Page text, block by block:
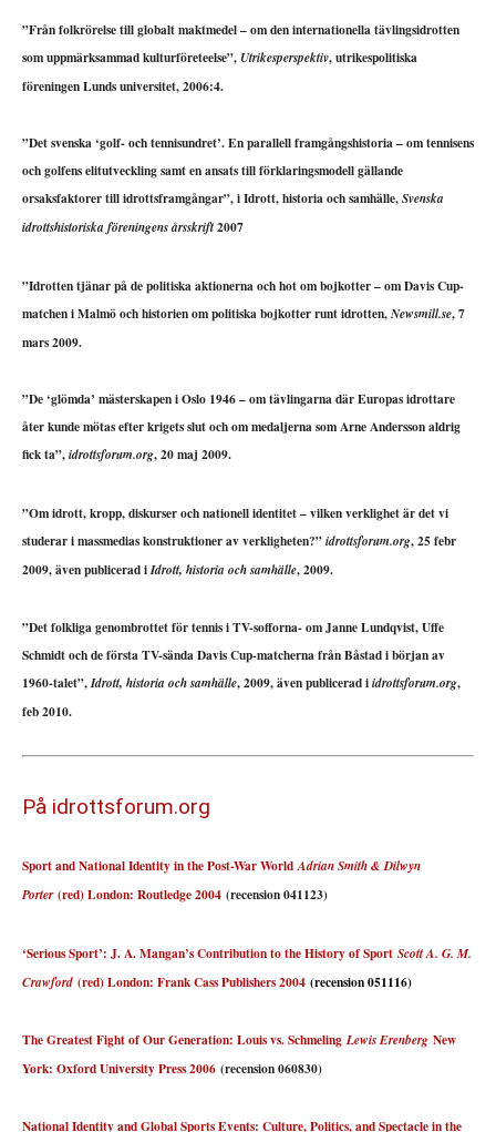
”Från folkrörelse till globalt maktmedel – om den internationella tävlingsidrotten
som uppmärksammad kulturföreteelse”,Utrikesperspektiv, utrikespolitiska
föreningen Lunds universitet, 2006:4.
”Det svenska ‘golf- och tennisundret’. En parallell framgångshistoria – om tennisens
och golfens elitutveckling samt en ansats till förklaringsmodell gällande
orsaksfaktorer till idrottsframgångar”, i Idrott, historia och samhälle,Svenska
idrottshistoriska föreningens årsskrift2007
”Idrotten tjänar på de politiska aktionerna och hot om bojkotter – om Davis Cup-
matchen i Malmö och historien om politiska bojkotter runt idrotten,Newsmill.se, 7
mars 2009.
”De ‘glömda’ mästerskapen i Oslo 1946 – om tävlingarna där Europas idrottare
åter kunde mötas efter krigets slut och om medaljerna som Arne Andersson aldrig
fick ta”,idrottsforum.org, 20 maj 2009.
”Om idrott, kropp, diskurser och nationell identitet – vilken verklighet är det vi
studerar i massmedias konstruktioner av verkligheten?”idrottsforum.org, 25 febr
2009, även publicerad iIdrott, historia och samhälle, 2009.
”Det folkliga genombrottet för tennis i TV-sofforna- om Janne Lundqvist, Uffe
Schmidt och de första TV-sända Davis Cup-matcherna från Båstad i början av
1960-talet”,Idrott, historia och samhälle, 2009, även publicerad iidrottsforum.org,
feb 2010.
På idrottsforum.org
Sport and National Identity in the Post-War World Adrian Smith & Dilwyn
Porter(red) London: Routledge 2004 (recension 041123)
‘Serious Sport’: J. A. Mangan’s Contribution to the History of Sport Scott A. G. M.
Crawford (red) London: Frank Cass Publishers 2004 (recension 051116)
The Greatest Fight of Our Generation: Louis vs. Schmeling Lewis Erenberg New
York: Oxford University Press 2006 (recension 060830)
National Identity and Global Sports Events: Culture, Politics, and Spectacle in the